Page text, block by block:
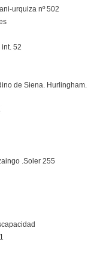
urquiza nº 502
52
de Siena. Hurlingham.
.Soler 255